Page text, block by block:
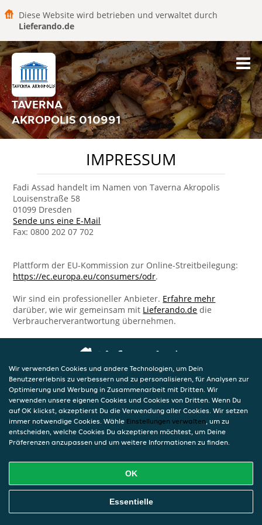
Diese Website wird betrieben und verwaltet durch
Lieferando.de
TAVERNA
AKROPOLIS 010991
IMPRESSUM
Fadi Assad handelt im Namen von Taverna Akropolis
Louisenstraße 58
01099 Dresden
Sende uns eine E-Mail
Fax: 0800 202 07 702
Plattform der EU-Kommission zur Online-Streitbeilegung:
https://ec.europa.eu/consumers/odr.
Wir sind ein professioneller Anbieter. Erfahre mehr
darüber, wie wir gemeinsam mit Lieferando.de die
Verbraucherverantwortung übernehmen.
Wir verwenden Cookies und andere Technologien, um Dein
Benutzererlebnis zu verbessern und zu personalisieren, für Analysen zur
Optimierung und Werbung in Zusammenarbeit mit Dritten. Wir
verwenden unsere eigenen Cookies und Cookies von Dritten. Wenn Du
auf OK klickst, akzeptierst Du die Verwendung aller Cookies. Wir setzen
immer notwendige Cookies. Wähle Einstellungen verwalten, um zu
entscheiden, welche Cookies Du akzeptieren möchtest, um Deine
Präferenzen anzupassen und um weitere Informationen zu finden.
OK
Essentielle